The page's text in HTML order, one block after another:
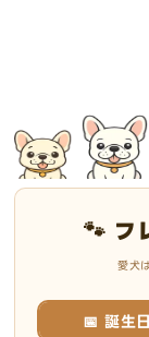
🐾 フ
愛犬
📅 誕生